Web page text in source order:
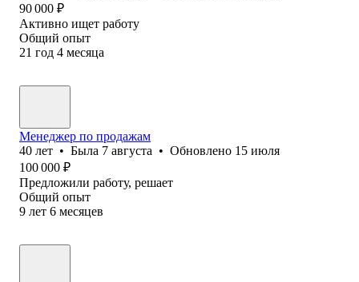
90 000 ₽
Активно ищет работу
Общий опыт
21 год 4 месяца
Менеджер по продажам
40 лет • Была 7 августа • Обновлено 15 июля
100 000 ₽
Предложили работу, решает
Общий опыт
9 лет 6 месяцев